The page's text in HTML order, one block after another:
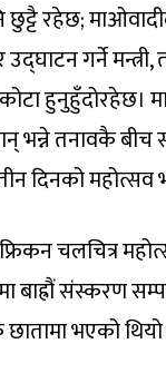
छुट्टै रहेछ;
गर्ने मन्त्री,
हुनुहुँदोरहेछ।
भन्ने तनावकै
दिनको
चलचित्र
बाह्रौं संस्करण
भएको